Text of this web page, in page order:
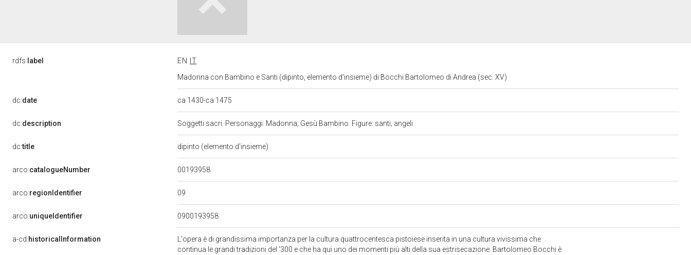
rdfs: label EN
IT
Madonna con Bambino e Santi (dipinto, elemento d'insieme) di Bocchi Bartolomeo di Andrea (sec. XV)
dc:date ca 1430-ca 1475
dc:description Soggetti sacri. Personaggi: Madonna; Gesù Bambino. Figure: santi; angeli
dc:title dipinto (elemento d'insieme)
arco:catalogueNumber 00193958
arco:regionIdentifier 09
arco:uniqueIdentifier 0900193958
a-cd:historicalInformation
L'opera è di grandissima importanza per la cultura quattrocentesca pistoiese inserita in una cultura vivissima che
continua le grandi tradizioni del '300 e che ha qui uno dei momenti più alti della sua estrisecazione. Bartolomeo Bocchi è